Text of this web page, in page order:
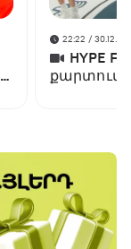
22:22 /
HYPE
քարտում